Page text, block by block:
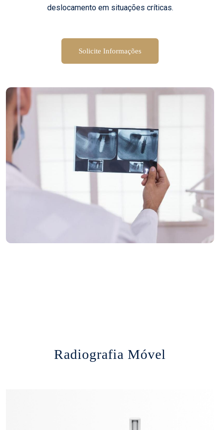
deslocamento em situações críticas.
Solicite Informações
Radiografia Móvel